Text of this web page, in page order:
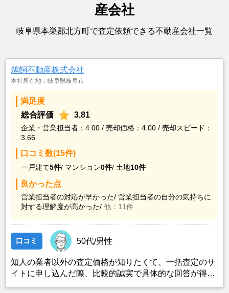
産会社
岐阜県本巣郡北方町で査定依頼できる不動産会社一覧
鵜飼不動産株式会社
本社所在地：岐阜県岐阜市
満足度
総合評価
3.81
企業・営業担当者：4.00 / 売却価格：4.00 / 売却スピード：
3.66
口コミ数(15件)
一戸建て5件/ マンション0件/ 土地10件
良かった点
営業担当者の対応が早かった/ 営業担当者の自分の気持ちに
対する理解度が高かった/ 他：11件
口コミ 50代/男性
知人の業者以外の査定価格が知りたくて、一括査定のサ
イトに申し込んだ際、比較的誠実で具体的な回答が得ら